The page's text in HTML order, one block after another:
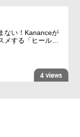
ない！Kananceが
メする「ヒール…
4 views